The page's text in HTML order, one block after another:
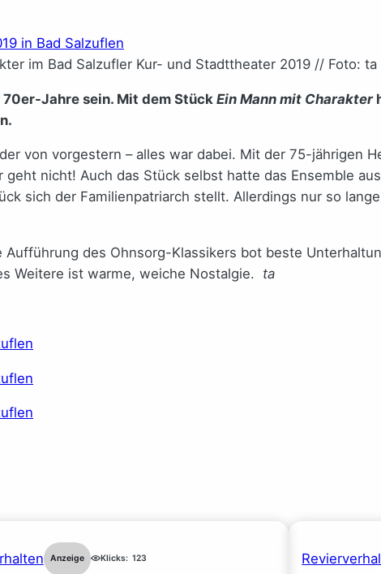
im Bad Salzufler Kur- und Stadttheater 2019 // Foto: ta
Jahre sein. Mit dem Stück Ein Mann mit Charakter
von vorgestern – alles war dabei. Mit der 75-jährigen
nicht! Auch das Stück selbst hatte das Ensemble
sich der Familienpatriarch stellt. Allerdings nur so
des Ohnsorg-Klassikers bot beste
Weitere ist warme, weiche Nostalgie. ta
Anzeige Klicks: 123